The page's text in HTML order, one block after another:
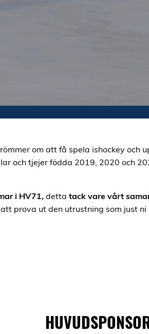
om att få spela ishockey och
och tjejer födda 2019, 2020 och
i HV71, detta tack vare vårt
prova ut den utrustning som just